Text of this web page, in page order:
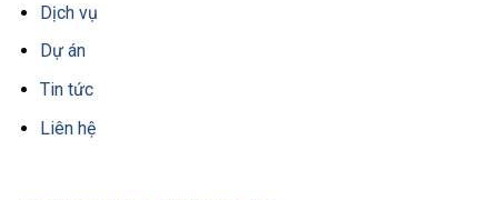
Dịch vụ
Dự án
Tin tức
Liên hệ